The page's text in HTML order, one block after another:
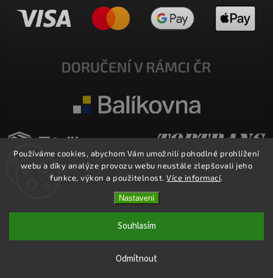
Používáme cookies, abychom Vám umožnili pohodlné prohlížení
webu a díky analýze provozu webu neustále zlepšovali jeho
funkce, výkon a použitelnost.Více informací.
Nastavení
Odmítnout
Souhlasím
E-SHOP MILATA. Všechna práva vyhrazena.
Upravit nastavení cookies